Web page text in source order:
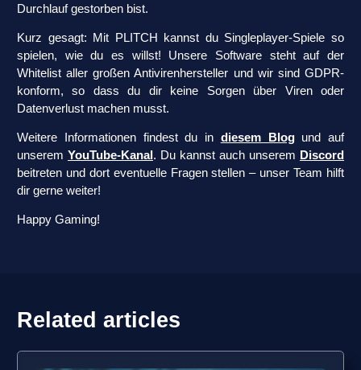
Durchlauf gestorben bist.
Kurz gesagt: Mit PLITCH kannst du Singleplayer-Spiele so
spielen, wie du es willst! Unsere Software steht auf der
Whitelist aller großen Antivirenhersteller und wir sind GDPR-
konform, so dass du dir keine Sorgen über Viren oder
Datenverlust machen musst.
Weitere Informationen findest du in diesem Blogund auf
unserem YouTube-Kanal. Du kannst auch unserem Discord
beitreten und dort eventuelle Fragen stellen – unser Team hilft
dir gerne weiter!
Happy Gaming!
Related articles